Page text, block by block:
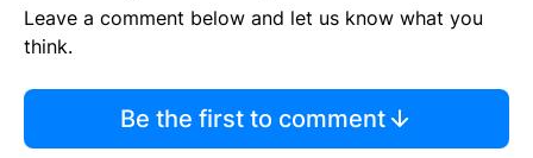
Leave a comment below and let us know what you
think.
Be the first to comment